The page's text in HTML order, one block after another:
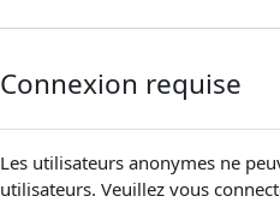
Connexion requise
Les utilisateurs anonymes ne
utilisateurs. Veuillez vous